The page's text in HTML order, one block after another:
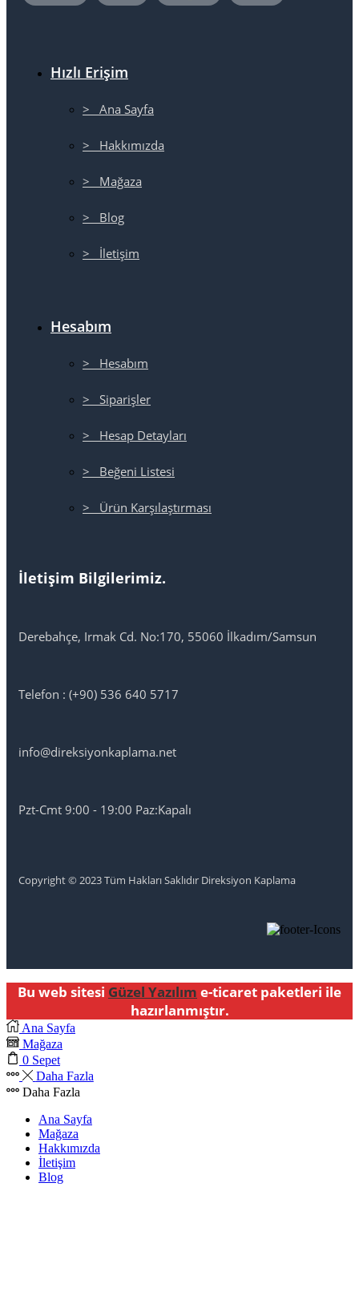
Hızlı Erişim
> Ana Sayfa
> Hakkımızda
> Mağaza
> Blog
> İletişim
Hesabım
> Hesabım
> Siparişler
> Hesap Detayları
> Beğeni Listesi
> Ürün Karşılaştırması
İletişim Bilgilerimiz.
Derebahçe, Irmak Cd. No:170, 55060 İlkadım/Samsun
Telefon : (+90) 536 640 5717
info@direksiyonkaplama.net
Pzt-Cmt 9:00 - 19:00 Paz:Kapalı
Copyright © 2023 Tüm Hakları Saklıdır Direksiyon Kaplama
Bu web sitesi Güzel Yazılım e-ticaret paketleri ile
hazırlanmıştır.
Ana Sayfa
Mağaza
0 Sepet
Daha Fazla
Daha Fazla
Ana Sayfa
Mağaza
Hakkımızda
İletişim
Blog